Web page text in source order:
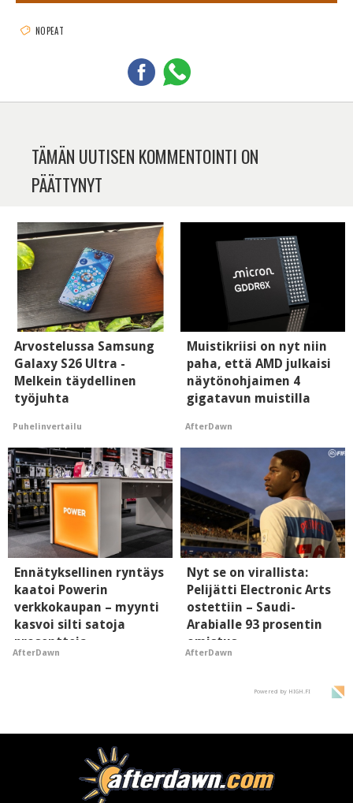
NOPEAT
TÄMÄN UUTISEN KOMMENTOINTI ON
PÄÄTTYNYT
Arvostelussa Samsung
Galaxy S26 Ultra -
Melkein täydellinen
työjuhta
Puhelinvertailu
Muistikriisi on nyt niin
paha, että AMD julkaisi
näytönohjaimen 4
gigatavun muistilla
AfterDawn
Ennätyksellinen ryntäys
kaatoi Powerin
verkkokaupan – myynti
kasvoi silti satoja
prosentteja
AfterDawn
Nyt se on virallista:
Pelijätti Electronic Arts
ostettiin – Saudi-
Arabialle 93 prosentin
omistus
AfterDawn
Powered by HIGH.FI